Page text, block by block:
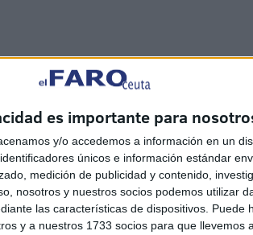
es importante para
y/o accedemos a información en un
únicos e información estándar
medición de publicidad y contenido,
nosotros y nuestros socios podemos utilizar
las características de dispositivos. Puede
y a nuestros 1733 socios para que llevemos